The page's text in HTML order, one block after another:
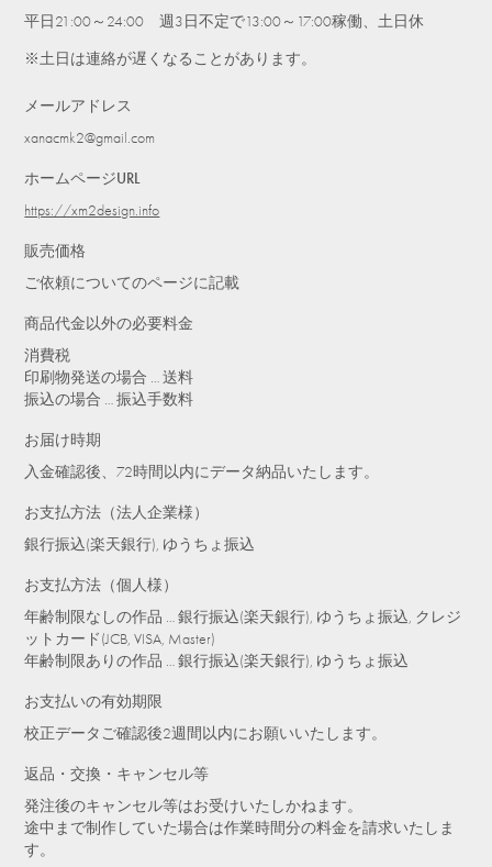
平日21:00～24:00 週3日不定で13:00～17:00稼働、土日休
※土日は連絡が遅くなることがあります。
メールアドレス
xanacmk2@gmail.com
ホームページURL
https://xm2design.info
販売価格
ご依頼についてのページに記載
商品代金以外の必要料金
消費税
印刷物発送の場合 … 送料
振込の場合 … 振込手数料
お届け時期
入金確認後、72時間以内にデータ納品いたします。
お支払方法（法人企業様）
銀行振込(楽天銀行), ゆうちょ振込
お支払方法（個人様）
年齢制限なしの作品 … 銀行振込(楽天銀行), ゆうちょ振込, クレジ
ットカード(JCB, VISA, Master)
年齢制限ありの作品 … 銀行振込(楽天銀行), ゆうちょ振込
お支払いの有効期限
校正データご確認後2週間以内にお願いいたします。
返品・交換・キャンセル等
発注後のキャンセル等はお受けいたしかねます。
途中まで制作していた場合は作業時間分の料金を請求いたしま
す。